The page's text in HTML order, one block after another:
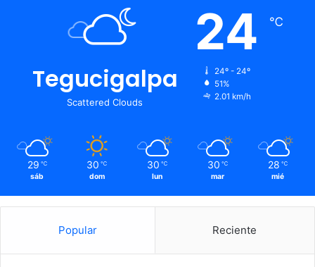
Tegucigalpa
Scattered Clouds
24 ℃
24º - 24º
51%
2.01 km/h
29 ℃
sáb
30 ℃
dom
30 ℃
lun
30 ℃
mar
28 ℃
mié
Popular Reciente